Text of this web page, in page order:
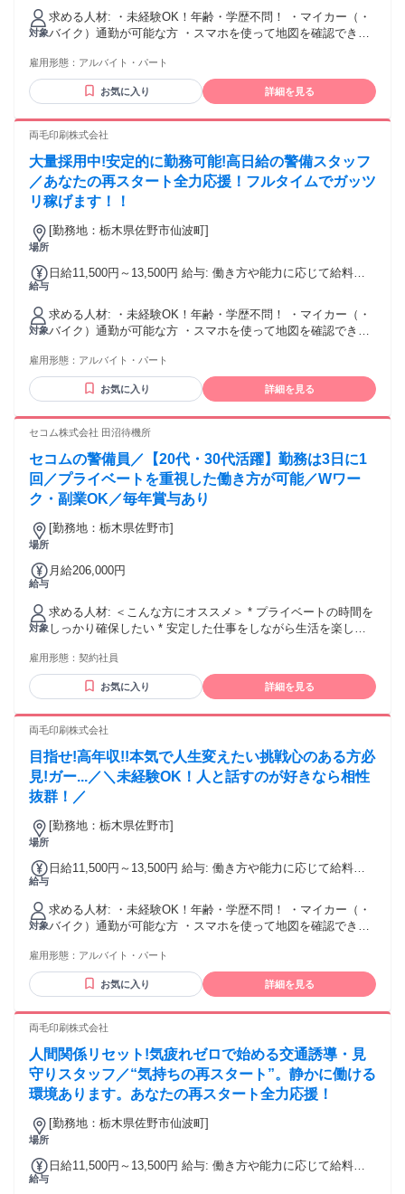
対象
求める人材: ・未経験OK！年齢・学歴不問！ ・マイカー（・
バイク）通勤が可能な方 ・スマホを使って地図を確認できる
雇用形態： アルバイト・パート
お気に入り 詳細を見る
両毛印刷株式会社
大量採用中!安定的に勤務可能!高日給の警備スタッフ
／あなたの再スタート全力応援！フルタイムでガッツ
リ稼げます！！
場所
[勤務地：栃木県佐野市仙波町]
給与
日給11,500円～13,500円 給与: 働き方や能力に応じて給料が
対象
求める人材: ・未経験OK！年齢・学歴不問！ ・マイカー（・
バイク）通勤が可能な方 ・スマホを使って地図を確認できる
雇用形態： アルバイト・パート
お気に入り 詳細を見る
セコム株式会社 田沼待機所
セコムの警備員／【20代・30代活躍】勤務は3日に1
回／プライベートを重視した働き方が可能／Wワー
ク・副業OK／毎年賞与あり
場所
[勤務地：栃木県佐野市]
給与
月給206,000円
対象
求める人材: ＜こんな方にオススメ＞ * プライベートの時間を
しっかり確保したい * 安定した仕事をしながら生活を楽しみ
の勉強に時間を使いたい方 * 地域貢献できる仕事をしたい ＜
応募資格＞ * 高卒以上 * 普通自動車運転免許（AT限定可） 監
視員/セキュリティスタッフ/モニター監視、施設警備/常駐警
警備員/空港警備/巡回スタッフパトロール/守衛/保安警備でお
きたい方ハローワークで求職活動中の方も歓迎いたします。
雇用形態： 契約社員
お気に入り 詳細を見る
両毛印刷株式会社
目指せ!高年収!!本気で人生変えたい挑戦心のある方必
見!ガー...／＼未経験OK！人と話すのが好きなら相性
抜群！／
場所
[勤務地：栃木県佐野市]
給与
日給11,500円～13,500円 給与: 働き方や能力に応じて給料が
対象
求める人材: ・未経験OK！年齢・学歴不問！ ・マイカー（・
バイク）通勤が可能な方 ・スマホを使って地図を確認できる
雇用形態： アルバイト・パート
お気に入り 詳細を見る
両毛印刷株式会社
人間関係リセット!気疲れゼロで始める交通誘導・見
守りスタッフ／“気持ちの再スタート”。静かに働ける
環境あります。あなたの再スタート全力応援！
場所
[勤務地：栃木県佐野市仙波町]
給与
日給11,500円～13,500円 給与: 働き方や能力に応じて給料が